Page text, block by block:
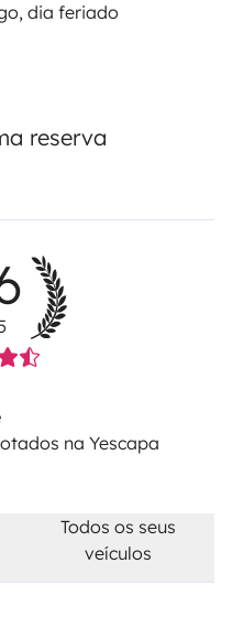
dia feriado
reserva
na Yescapa
Todos os seus
veículos